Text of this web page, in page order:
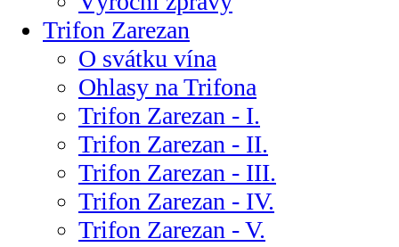
Trifon Zarezan
O svátku vína
Ohlasy na Trifona
Trifon Zarezan - I.
Trifon Zarezan - II.
Trifon Zarezan - III.
Trifon Zarezan - IV.
Trifon Zarezan - V.